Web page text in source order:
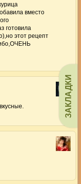
ЗАКЛАДКИ
вместо
готовила
этот рецепт